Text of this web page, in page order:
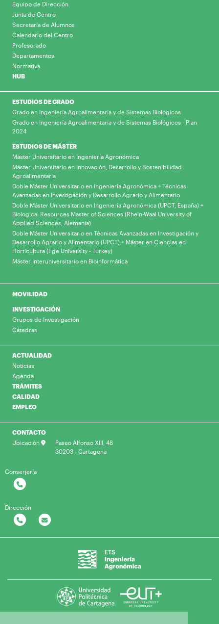
Equipo de Dirección
Junta de Centro
Secretaría de Alumnos
Calendario del Centro
Profesorado
Departamentos
Normativa
HUB
ESTUDIOS DE GRADO
Grado en Ingeniería Agroalimentaria y de Sistemas Biológicos
Grado en Ingeniería Agroalimentaria y de Sistemas Biológicos - Plan
2024
ESTUDIOS DE MÁSTER
Máster Universitario en Ingeniería Agronómica
Máster Universitario en Innovación, Desarrollo y Sostenibilidad
Agroalimentaria
Doble Máster Universitario en Ingeniería Agronómica + Técnicas
Avanzadas en Investigación y Desarrollo Agrario y Alimentario
Doble Máster Universitario en Ingeniería Agronómica (UPCT, España) +
Biological Resources Master of Sciences (Rhein-Waal University of
Applied Sciences, Alemania)
Doble Máster Universitario en Técnicas Avanzadas en Investigación y
Desarrollo Agrario y Alimentario (UPCT) + Máster en Ciencias en
Horticultura (Ege University - Turkey)
Máster Interuniversitario en Bioinformática
MOVILIDAD
INVESTIGACIÓN
Grupos de Investigación
Cátedras
ACTUALIDAD
Noticias
Agenda
TRÁMITES
CALIDAD
EMPLEO
CONTACTO
Ubicación
Paseo Alfonso XIII, 48
30203 - Cartagena
Conserjería
Dirección